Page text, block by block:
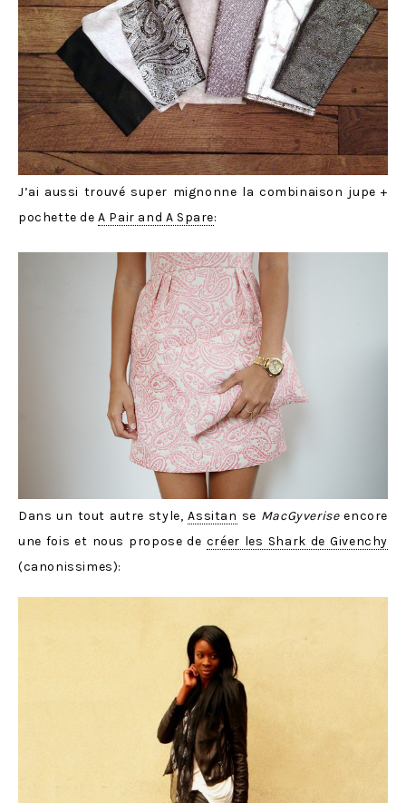
J’ai aussi trouvé super mignonne la combinaison jupe +
pochette deA Pair and A Spare:
Dans un tout autre style,Assitan se MacGyveriseencore
une fois et nous propose de créer les Shark de Givenchy
(canonissimes):